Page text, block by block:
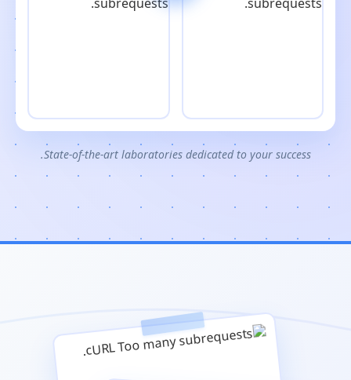
State-of-the-art laboratories dedicated to your success.